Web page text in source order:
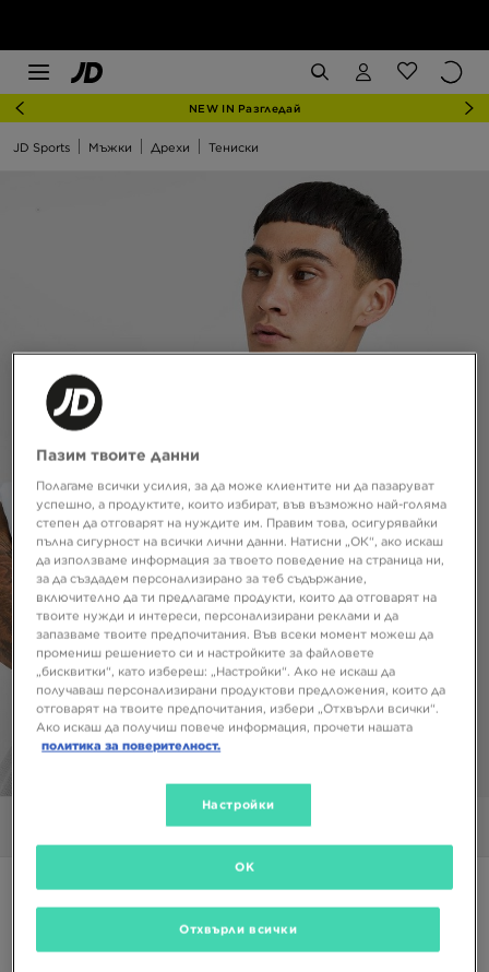
NEW IN Разгледай
JD Sports Мъжки Дрехи Тениски
Снимки
Супер оферта
NIKE ТЕНИСКА M NK DF T90 ENERGY JSY 2
Пазим твоите данни
Полагаме всички усилия, за да може клиентите ни да пазаруват
успешно, а продуктите, които избират, във възможно най-голяма
степен да отговарят на нуждите им. Правим това, осигурявайки
пълна сигурност на всички лични данни. Натисни „ОК“, ако искаш
да използваме информация за твоето поведение на страница ни,
за да създадем персонализирано за теб съдържание,
включително да ти предлагаме продукти, които да отговарят на
твоите нужди и интереси, персонализирани реклами и да
запазваме твоите предпочитания. Във всеки момент можеш да
промениш решението си и настройките за файловете
„бисквитки“, като избереш: „Настройки“. Ако не искаш да
получаваш персонализирани продуктови предложения, които да
отговарят на твоите предпочитания, избери „Отхвърли всички“.
Ако искаш да получиш повече информация, прочети нашата
политика за поверителност.
Настройки
Отхвърли всички
OK